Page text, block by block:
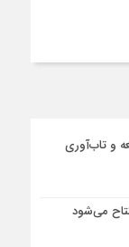
و تاب‌آوری